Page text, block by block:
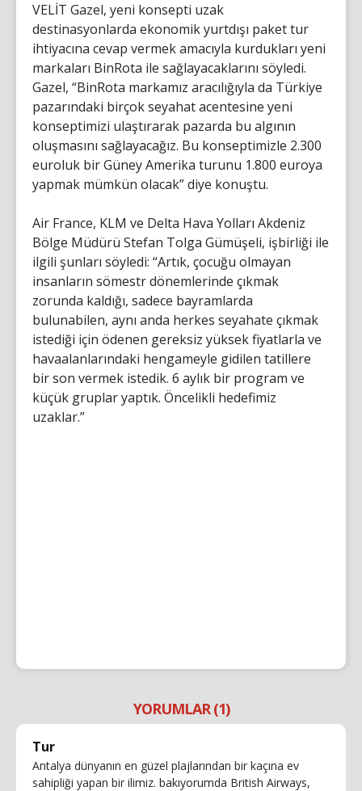
VELİT Gazel, yeni konsepti uzak
destinasyonlarda ekonomik yurtdışı paket tur
ihtiyacına cevap vermek amacıyla kurdukları yeni
markaları BinRota ile sağlayacaklarını söyledi.
Gazel, “BinRota markamız aracılığıyla da Türkiye
pazarındaki birçok seyahat acentesine yeni
konseptimizi ulaştırarak pazarda bu algının
oluşmasını sağlayacağız. Bu konseptimizle 2.300
euroluk bir Güney Amerika turunu 1.800 euroya
yapmak mümkün olacak” diye konuştu.
Air France, KLM ve Delta Hava Yolları Akdeniz
Bölge Müdürü Stefan Tolga Gümüşeli, işbirliği ile
ilgili şunları söyledi: “Artık, çocuğu olmayan
insanların sömestr dönemlerinde çıkmak
zorunda kaldığı, sadece bayramlarda
bulunabilen, aynı anda herkes seyahate çıkmak
istediği için ödenen gereksiz yüksek fiyatlarla ve
havaalanlarındaki hengameyle gidilen tatillere
bir son vermek istedik. 6 aylık bir program ve
küçük gruplar yaptık. Öncelikli hedefimiz
uzaklar.”
YORUMLAR (1)
Tur
Antalya dünyanın en güzel plajlarından bir kaçına ev
sahipliği yapan bir ilimiz. bakıyorumda British Airways,